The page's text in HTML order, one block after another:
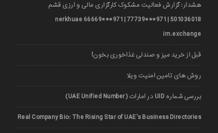
هشدار: گزارش فعالیت مشکوک کارگزاری مالی و ارزی قشم
501036018 | 971***77739 | 971***66669 nerkhuae
irn.exchange
قبل از خرید میز و صندلی غذاخوری بخون!
روش های تامین امنیت ویلا
بررسی شماره UID در امارات (UAE Unified Number)
Real Company Bio: The Rising Star of UAE’s Business Directories